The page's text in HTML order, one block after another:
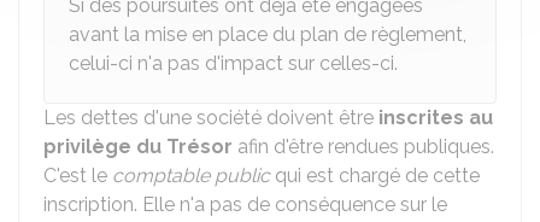
Si des poursuites ont déjà été engagées
avant la mise en place du plan de règlement,
celui-ci n'a pas d'impact sur celles-ci.
Les dettes d'une société doivent être inscrites au
privilège du Trésor afin d'être rendues publiques.
C'est le comptable publicqui est chargé de cette
inscription. Elle n'a pas de conséquence sur le